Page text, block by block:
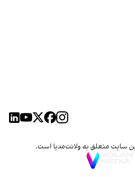
سایت متعلق به ولانت‌مدیا است.